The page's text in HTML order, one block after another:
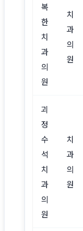
복
한
치
과
의
원
치
과
의
원
괴
정
수
석
치
과
의
원
치
과
의
원